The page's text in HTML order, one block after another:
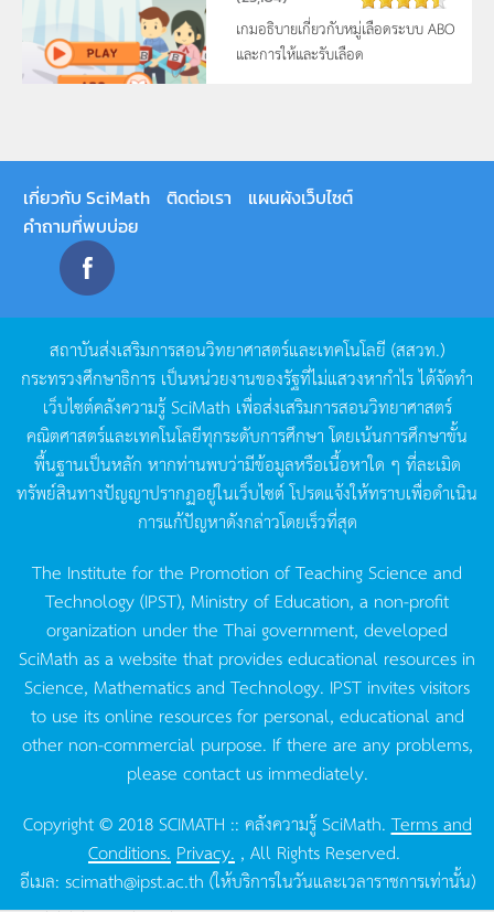
เกมอธิบายเกี่ยวกับหมู่เลือดระบบ ABO
และการให้และรับเลือด
เกี่ยวกับ SciMath ติดต่อเรา
แผนผังเว็บไซต์
คำถามที่พบบ่อย
สถาบันส่งเสริมการสอนวิทยาศาสตร์และเทคโนโลยี (สสวท.)
กระทรวงศึกษาธิการ เป็นหน่วยงานของรัฐที่ไม่แสวงหากำไรได้จัดทำ
เว็บไซต์คลังความรู้SciMath เพื่อส่งเสริมการสอนวิทยาศาสตร์
คณิตศาสตร์และเทคโนโลยีทุกระดับการศึกษา โดยเน้นการศึกษาขั้น
พื้นฐานเป็นหลัก หากท่านพบว่ามีข้อมูลหรือเนื้อหาใด ๆ ที่ละเมิด
ทรัพย์สินทางปัญญาปรากฏอยู่ในเว็บไซต์โปรดแจ้งให้ทราบเพื่อดำเนิน
การแก้ปัญหาดังกล่าวโดยเร็วที่สุด
The Institute for the Promotion of Teaching Science and
Technology (IPST), Ministry of Education, a non-profit
organization under the Thai government, developed
SciMath as a website that provides educational resources in
Science, Mathematics and Technology. IPST invites visitors
to use its online resources for personal, educational and
other non-commercial purpose. If there are any problems,
please contact us immediately.
Copyright © 2018 SCIMATH :: คลังความรู้ SciMath.Terms and
Conditions. Privacy. , All Rights Reserved.
อีเมล: scimath@ipst.ac.th (ให้บริการในวันและเวลาราชการเท่านั้น)